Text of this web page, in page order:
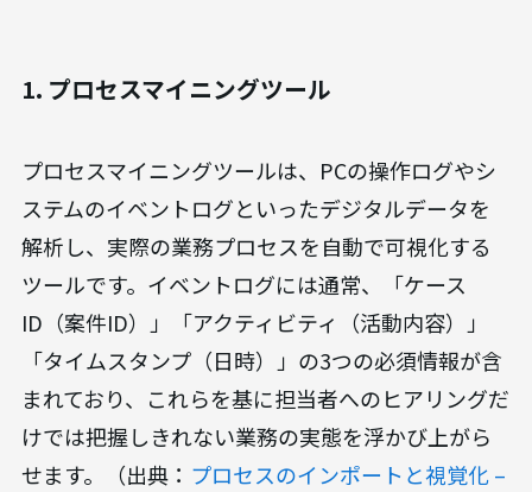
1. プロセスマイニングツール
プロセスマイニングツールは、PCの操作ログやシ
ステムのイベントログといったデジタルデータを
解析し、実際の業務プロセスを自動で可視化する
ツールです。イベントログには通常、「ケース
ID（案件ID）」「アクティビティ（活動内容）」
「タイムスタンプ（日時）」の3つの必須情報が含
まれており、これらを基に担当者へのヒアリングだ
けでは把握しきれない業務の実態を浮かび上がら
せます。（出典： プロセスのインポートと視覚化 –